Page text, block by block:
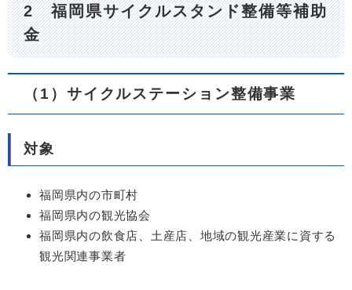
2 福岡県サイクルスタンド整備等補助
金
（1）サイクルステーション整備事業
対象
福岡県内の市町村
福岡県内の観光協会
福岡県内の飲食店、土産店、地域の観光産業に資する
観光関連事業者